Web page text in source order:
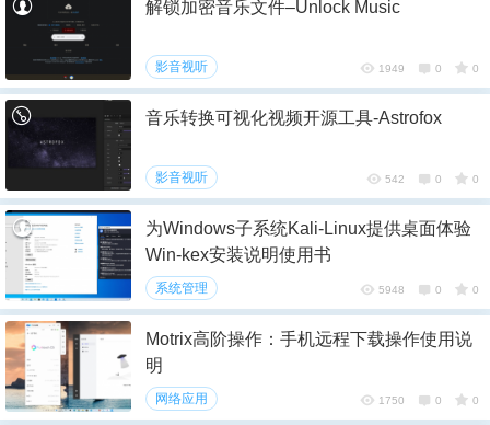
解锁加密音乐文件–Unlock Music
影音视听 1949 0 0
音乐转换可视化视频开源工具-Astrofox
影音视听 542 0 0
为Windows子系统Kali-Linux提供桌面体验
Win-kex安装说明使用书
系统管理 5948 0 0
Motrix高阶操作：手机远程下载操作使用说
明
网络应用 1750 0 0
您没有权限发布内容，请购买会员或者提升权
限。
6位以上
6位以上
忘记密码？ 找回
社交帐号直接登录